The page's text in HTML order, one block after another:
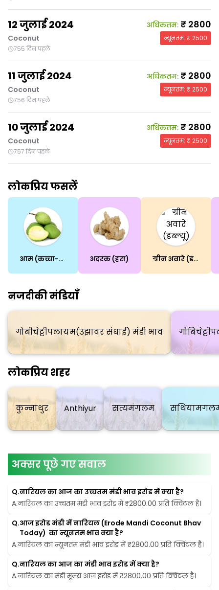
12 जुलाई 2024
Coconut
755 दिन पहले
अधिकतम: ₹ 2800
न्यूनतम: ₹2500
11 जुलाई 2024
Coconut
756 दिन पहले
अधिकतम: ₹ 2800
न्यूनतम: ₹2500
10 जुलाई 2024
Coconut
757 दिन पहले
अधिकतम: ₹ 2800
न्यूनतम: ₹2500
लोकप्रिय फसलें
आम (कच्चा-पका) अदरक (हरा) ग्रीन अवारे (डब्ल्यू)
नजदीकी मंडियाँ
गोबीचेट्टीपलायम(उझावर संधाई) मंडी भाव
लोकप्रिय शहर
कुन्नाथुर Anthiyur सत्यमंगलम
अक्सर पूछे गए सवाल
Q.नारियल का आज का उच्चतम मंडी भाव इरोड में क्या है?
A.नारियल का उच्चतम मंडी भाव इरोड में ₹2800.00 प्रति क्विंटल है।
Q.आज इरोड मंडी में नारियल (Erode Mandi Coconut Bhav
Today)  का न्यूनतम भाव क्या है?
A.नारियल का न्यूनतम मंडी भाव इरोड में ₹2800.00 प्रति क्विंटल है।
Q.नारियल का आज का मंडी भाव इरोड में क्या है?
A.नारियल का मंडी मूल्य आज इरोड में ₹2800.00 प्रति क्विंटल है।